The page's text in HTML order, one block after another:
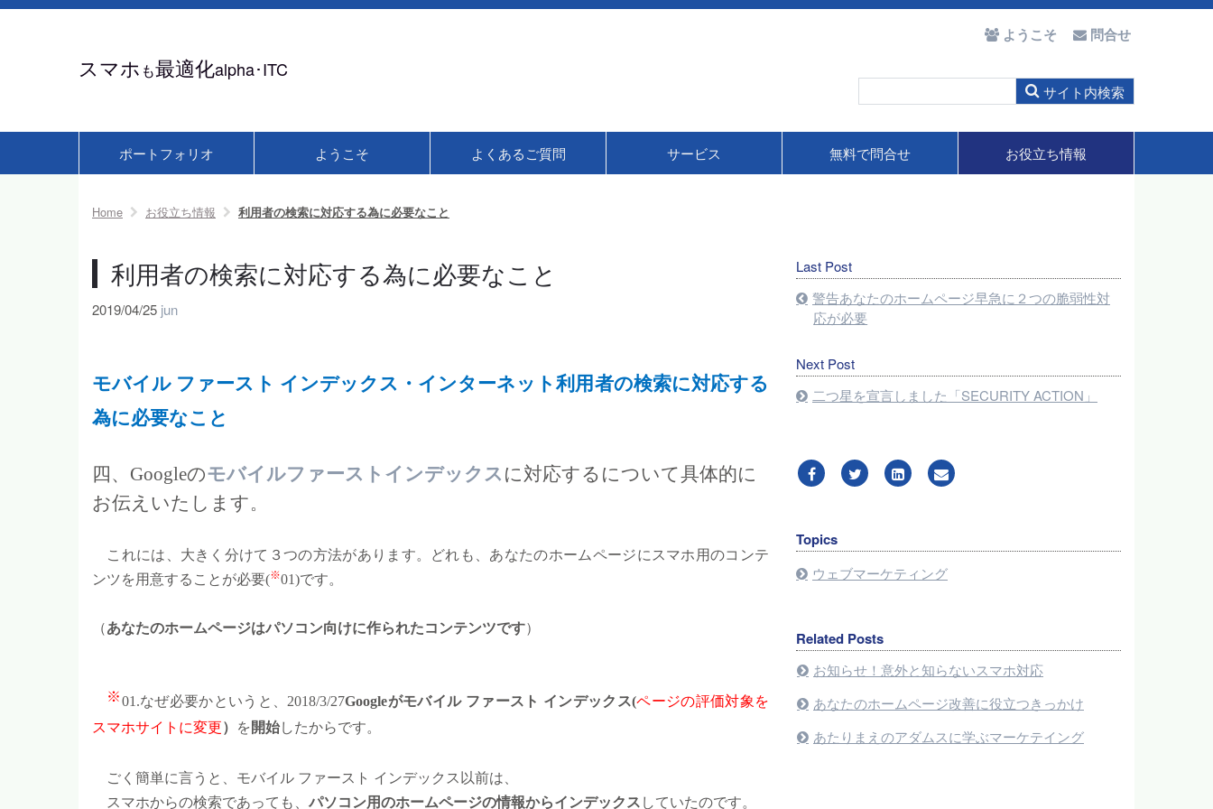
スマホ も最適化alpha･ITC
ようこそ 問合せ
ポートフォリオ ようこそ よくあるご質問 サービス 無料で問合せ お役立ち情報
Home お役立ち情報 利用者の検索に対応する為に必要なこと
利用者の検索に対応する為に必要なこと
2019/04/25 jun
モバイル ファースト インデックス・インターネット利用者の検索に対応する
為に必要なこと
四、Googleのモバイルファーストインデックス に対応するについて具体的に
お伝えいたします。
これには、大きく分けて３つの方法があります。どれも、あなたのホームページにスマホ用のコンテ
ンツを用意することが必要(※01)です。
（あなたのホームページはパソコン向けに作られたコンテンツです）
※01.なぜ必要かというと、2018/3/27Googleがモバイル ファースト インデックス(ページの評価対象を
スマホサイトに変更） を 開始したからです。
ごく簡単に言うと、モバイル ファースト インデックス以前は、
スマホからの検索であっても、 パソコン用のホームページの情報からインデックス していたのです。
Last Post
警告あなたのホームページ早急に２つの脆弱性対
応が必要
Next Post
二つ星を宣言しました「SECURITY ACTION」
Topics
ウェブマーケティング
Related Posts
お知らせ！意外と知らないスマホ対応
あなたのホームページ改善に役立つきっかけ
あたりまえのアダムスに学ぶマーケテイング